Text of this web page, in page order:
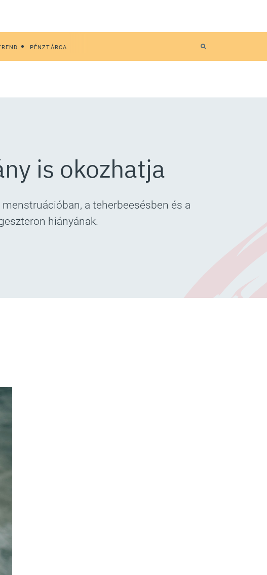
PÉNZTÁRCA
is okozhatja
a teherbeesésben és a
hiányának.